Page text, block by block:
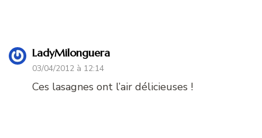
LadyMilonguera
03/04/2012 à 12:14
Ces lasagnes ont l’air délicieuses !